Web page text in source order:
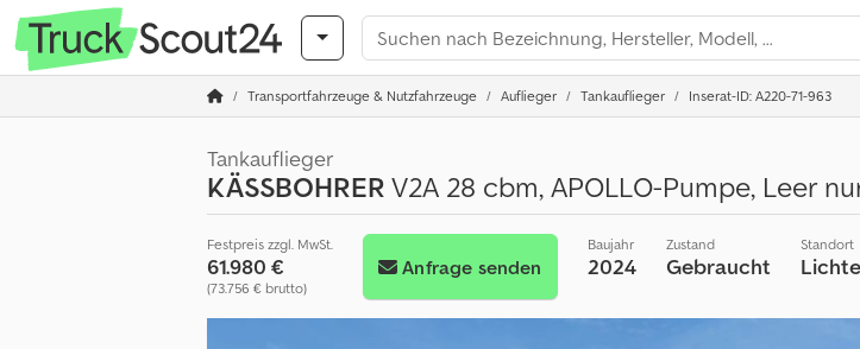
Transportfahrzeuge & Nutzfahrzeuge Auflieger Tankauflieger Inserat-ID: A220-71-963
Tankauflieger
KÄSSBOHRERV2A 28 cbm, APOLLO-Pumpe, Leer
Festpreis zzgl. MwSt.
61.980 €
(73.756 € brutto)
Anfrage senden
Baujahr
2024
Zustand
Gebraucht
Standort